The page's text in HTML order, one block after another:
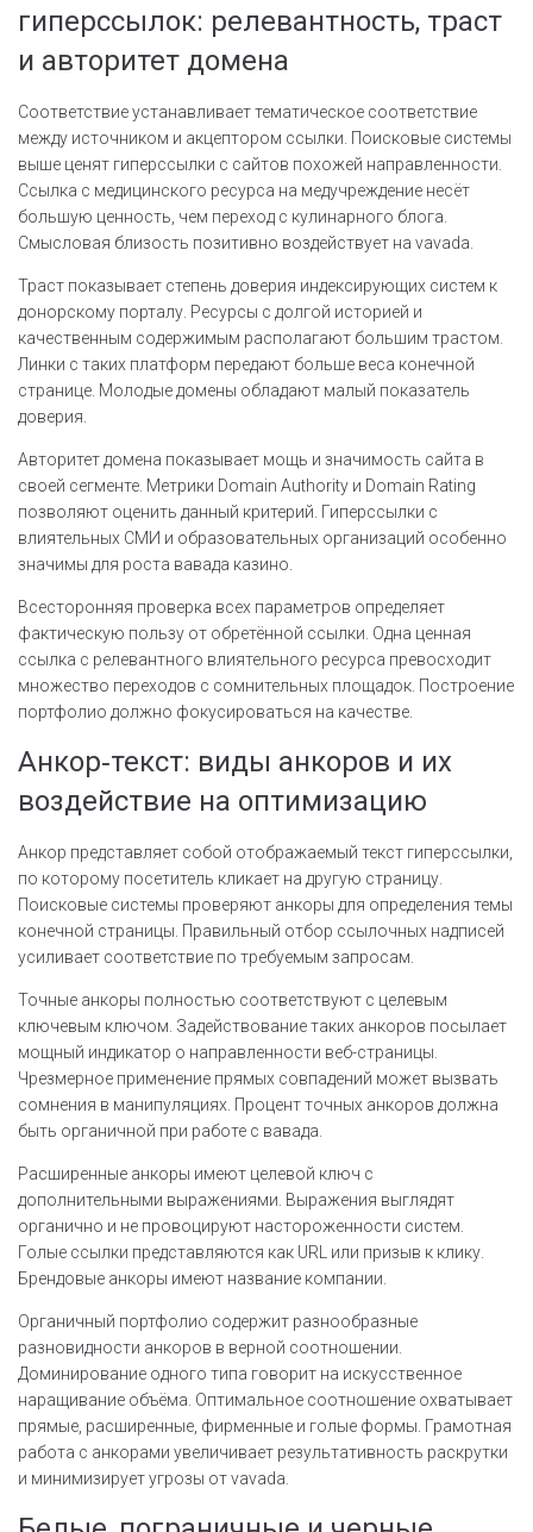
гиперссылок: релевантность, траст
и авторитет домена
Соответствие устанавливает тематическое соответствие
между источником и акцептором ссылки. Поисковые системы
выше ценят гиперссылки с сайтов похожей направленности.
Ссылка с медицинского ресурса на медучреждение несёт
большую ценность, чем переход с кулинарного блога.
Смысловая близость позитивно воздействует на vavada.
Траст показывает степень доверия индексирующих систем к
донорскому порталу. Ресурсы с долгой историей и
качественным содержимым располагают большим трастом.
Линки с таких платформ передают больше веса конечной
странице. Молодые домены обладают малый показатель
доверия.
Авторитет домена показывает мощь и значимость сайта в
своей сегменте. Метрики Domain Authority и Domain Rating
позволяют оценить данный критерий. Гиперссылки с
влиятельных СМИ и образовательных организаций особенно
значимы для роста вавада казино.
Всесторонняя проверка всех параметров определяет
фактическую пользу от обретённой ссылки. Одна ценная
ссылка с релевантного влиятельного ресурса превосходит
множество переходов с сомнительных площадок. Построение
портфолио должно фокусироваться на качестве.
Анкор‑текст: виды анкоров и их
воздействие на оптимизацию
Анкор представляет собой отображаемый текст гиперссылки,
по которому посетитель кликает на другую страницу.
Поисковые системы проверяют анкоры для определения темы
конечной страницы. Правильный отбор ссылочных надписей
усиливает соответствие по требуемым запросам.
Точные анкоры полностью соответствуют с целевым
ключевым ключом. Задействование таких анкоров посылает
мощный индикатор о направленности веб-страницы.
Чрезмерное применение прямых совпадений может вызвать
сомнения в манипуляциях. Процент точных анкоров должна
быть органичной при работе с вавада.
Расширенные анкоры имеют целевой ключ с
дополнительными выражениями. Выражения выглядят
органично и не провоцируют настороженности систем.
Голые ссылки представляются как URL или призыв к клику.
Брендовые анкоры имеют название компании.
Органичный портфолио содержит разнообразные
разновидности анкоров в верной соотношении.
Доминирование одного типа говорит на искусственное
наращивание объёма. Оптимальное соотношение охватывает
прямые, расширенные, фирменные и голые формы. Грамотная
работа с анкорами увеличивает результативность раскрутки
и минимизирует угрозы от vavada.